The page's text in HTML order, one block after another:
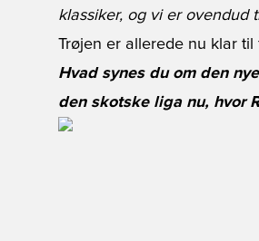
klassiker, og vi er ovendud
Trøjen er allerede nu klar
Hvad synes du om den
den skotske liga nu, hvor